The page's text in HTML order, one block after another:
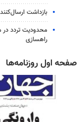
بازداشت
محدودیت تردد در
راهسازی
صفحه اول روزنامه‌ها